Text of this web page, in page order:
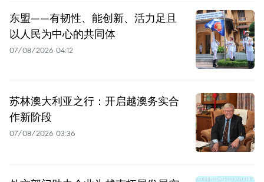
东盟——有韧性、能创新、活力足且
以人民为中心的共同体
07/08/2026 04:12
苏林澳大利亚之行：开启越澳务实合
作新阶段
07/08/2026 03:36